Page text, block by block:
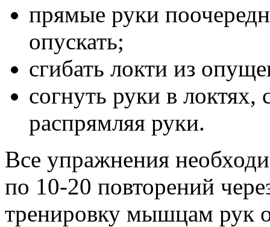
прямые руки
опускать;
сгибать локти из
согнуть руки в
распрямляя руки.
Все упражнения
по 10-20 повторений
тренировку мышцам рук